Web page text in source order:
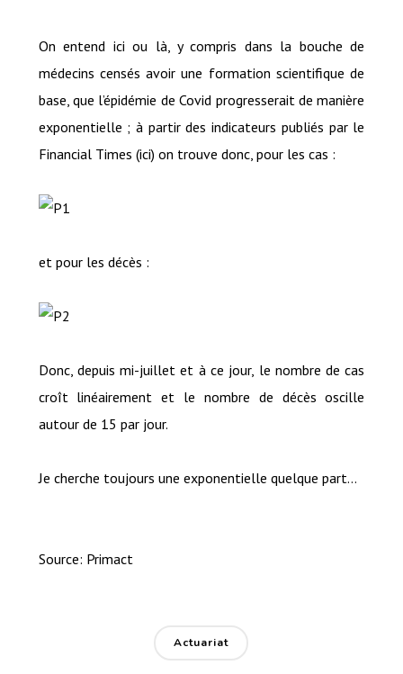
On entend ici ou là, y compris dans la bouche de
médecins censés avoir une formation scientifique de
base, que l’épidémie de Covid progresserait de manière
exponentielle ; à partir des indicateurs publiés par le
Financial Times (ici) on trouve donc, pour les cas :
et pour les décès :
Donc, depuis mi-juillet et à ce jour, le nombre de cas
croît linéairement et le nombre de décès oscille
autour de 15 par jour.
Je cherche toujours une exponentielle quelque part…
Source: Primact
Actuariat